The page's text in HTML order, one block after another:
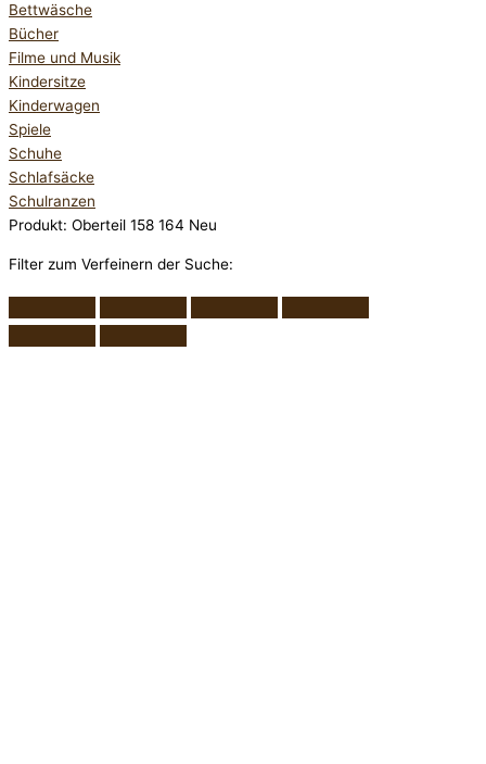
Bettwäsche
Bücher
Filme und Musik
Kindersitze
Kinderwagen
Spiele
Schuhe
Schlafsäcke
Schulranzen
Produkt: Oberteil 158 164 Neu
Filter zum Verfeinern der Suche: